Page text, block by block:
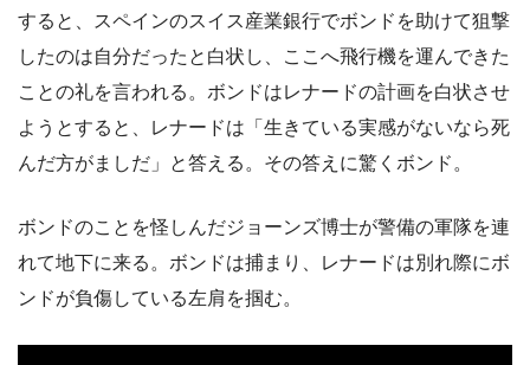
すると、スペインのスイス産業銀行でボンドを助けて狙撃
したのは自分だったと白状し、ここへ飛行機を運んできた
ことの礼を言われる。ボンドはレナードの計画を白状させ
ようとすると、レナードは「生きている実感がないなら死
んだ方がましだ」と答える。その答えに驚くボンド。
ボンドのことを怪しんだジョーンズ博士が警備の軍隊を連
れて地下に来る。ボンドは捕まり、レナードは別れ際にボ
ンドが負傷している左肩を掴む。